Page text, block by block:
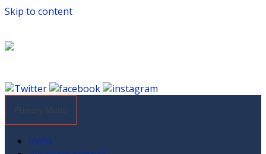
Skip to content
Primary Menu
Inicio